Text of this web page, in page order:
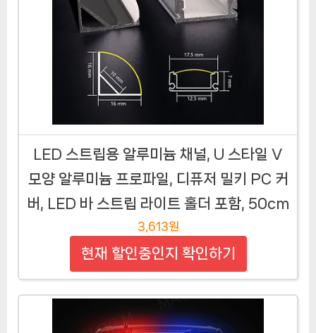
LED 스트립용 알루미늄 채널, U 스타일 V
모양 알루미늄 프로파일, 디퓨저 밀키 PC 커
버, LED 바 스트립 라이트 홀더 포함, 50cm
3,613원
현재 할인중인지 확인하기